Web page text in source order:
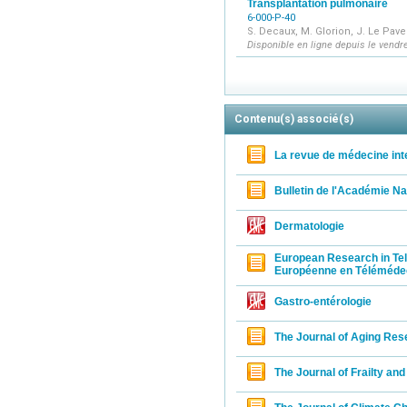
Transplantation pulmonaire
6-000-P-40
S. Decaux, M. Glorion, J. Le
Disponible en ligne depuis le
Contenu(s) associé(s)
La revue de médecine
Bulletin de l'Académie
Dermatologie
European Research in
Européenne en
Gastro-entérologie
The Journal of Aging
The Journal of Frailty